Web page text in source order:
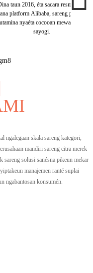
taun 2016, éta sacara resmi lebet
platform Alibaba, sareng produk
utamina nyaéta cocooan mewah anu
sayogi.
ngalegaan skala sareng kategori,
mandiri sareng citra merek
solusi sanésna pikeun mekar
manajemen ranté suplai
ngabantosan konsumén.